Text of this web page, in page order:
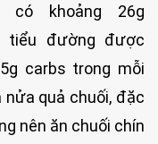
có khoảng 26g
tiểu đường được
carbs trong mỗi
nửa quả chuối, đặc
nên ăn chuối chín